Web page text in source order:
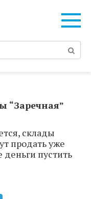
“Заречная”
склады
продать уже
пустить